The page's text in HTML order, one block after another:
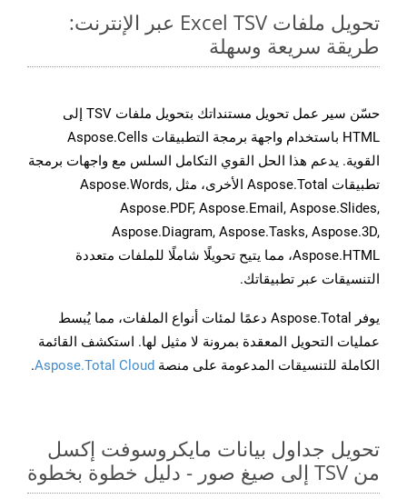
تحويل ملفات Excel TSV عبر الإنترنت:
طريقة سريعة وسهلة
حسّن سير عمل تحويل مستنداتك بتحويل ملفات TSV إلى
HTML باستخدام واجهة برمجة التطبيقات Aspose.Cells
القوية. يدعم هذا الحل القوي التكامل السلس مع واجهات برمجة
تطبيقات Aspose.Total الأخرى، مثل Aspose.Words,
Aspose.PDF, Aspose.Email, Aspose.Slides,
Aspose.Diagram, Aspose.Tasks, Aspose.3D,
Aspose.HTML، مما يتيح تحويلًا شاملًا للملفات متعددة
التنسيقات عبر تطبيقاتك.
يوفر Aspose.Total دعمًا لمئات أنواع الملفات، مما يُبسط
عمليات التحويل المعقدة بمرونة لا مثيل لها. استكشف القائمة
الكاملة للتنسيقات المدعومة على منصة Aspose.Total Cloud
.
تحويل جداول بيانات مايكروسوفت إكسل
من TSV إلى صيغ صور - دليل خطوة بخطوة